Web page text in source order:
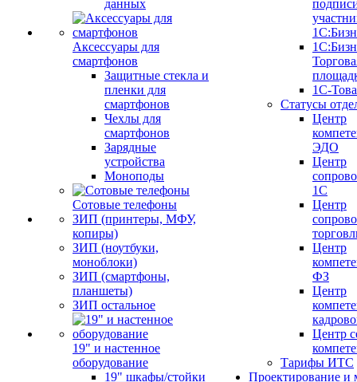
данных
Аксессуары для
смартфонов
Защитные стекла и
пленки для
смартфонов
Чехлы для
смартфонов
Зарядные
устройства
Моноподы
Сотовые телефоны
ЗИП (принтеры, МФУ,
копиры)
ЗИП (ноутбуки,
моноблоки)
ЗИП (смартфоны,
планшеты)
ЗИП остальное
19" и настенное
оборудование
19" шкафы/стойки
1С-
Статусы
Центр
ЭДО
Центр
1С
Центр
Центр
ФЗ
Центр
Центр
Тарифы ИТС
Проектирование и